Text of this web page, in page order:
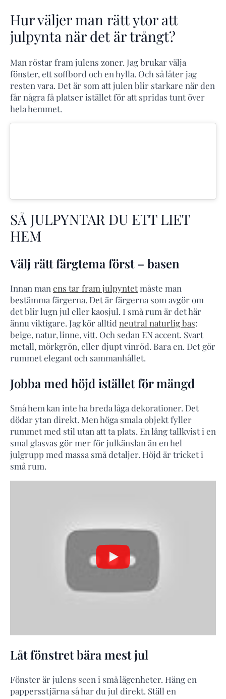
Hur väljer man rätt ytor att
julpynta när det är trångt?
Man röstar fram julens zoner. Jag brukar välja
fönster, ett soffbord och en hylla. Och så låter jag
resten vara. Det är som att julen blir starkare när den
får några få platser istället för att spridas tunt över
hela hemmet.
SÅ JULPYNTAR DU ETT LIET
HEM
Välj rätt färgtema först – basen
Innan man ens tar fram julpyntetmåste man
bestämma färgerna. Det är färgerna som avgör om
det blir lugn jul eller kaosjul. I små rum är det här
ännu viktigare. Jag kör alltid neutral naturlig bas:
beige, natur, linne, vitt. Och sedan EN accent. Svart
metall, mörkgrön, eller djupt vinröd. Bara en. Det gör
rummet elegant och sammanhållet.
Jobba med höjd istället för mängd
Små hem kan inte ha breda låga dekorationer. Det
dödar ytan direkt. Men höga smala objekt fyller
rummet med stil utan att ta plats. En lång tallkvist i en
smal glasvas gör mer för julkänslan än en hel
julgrupp med massa små detaljer. Höjd är tricket i
små rum.
Låt fönstret bära mest jul
Fönster är julens scen i små lägenheter. Häng en
pappersstjärna så har du jul direkt. Ställ en